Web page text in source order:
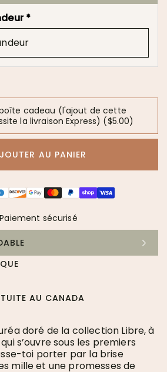
*
cadeau (l'ajout de cette
la livraison Express) ($5.00)
AU PANIER
Paiement sécurisé
TES TENUES
ARGENT
BIJOU EST FAIT DE PIERRES
AU CANADA
doré de la collection Libre, à
s’ouvre sous les premiers
toi porter par la brise
mille et une promesses de